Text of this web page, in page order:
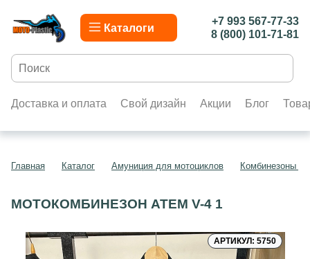
Каталоги
+7 993 567-77-33
8 (800) 101-71-81
Доставка и оплата Свой дизайн Акции Блог
Главная Каталог Амуниция для мотоциклов Комбинезоны
МОТОКОМБИНЕЗОН ATEM V-4 1
АРТИКУЛ: 5750